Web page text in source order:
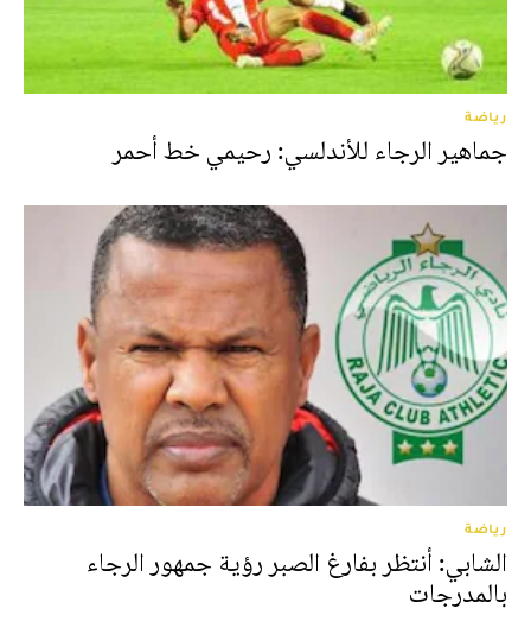
رياضة
جماهير الرجاء للأندلسي: رحيمي خط أحمر
رياضة
الشابي: أنتظر بفارغ الصبر رؤية جمهور الرجاء
بالمدرجات